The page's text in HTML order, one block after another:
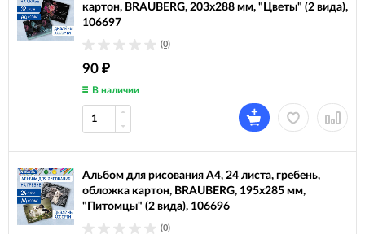
картон, BRAUBERG, 203х288 мм, "Цветы" (2 вида),
106697
(0)
90 ₽
В наличии
Альбом для рисования А4, 24 листа, гребень,
обложка картон, BRAUBERG, 195х285 мм,
"Питомцы" (2 вида), 106696
(0)